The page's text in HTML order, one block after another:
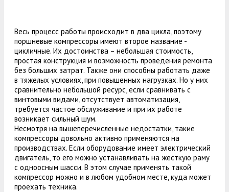
Весь процесс работы происходит в два цикла, поэтому
поршневые компрессоры имеют второе название -
цикличные. Их достоинства – небольшая стоимость,
простая конструкция и возможность проведения ремонта
без больших затрат. Также они способны работать даже
в тяжелых условиях, при повышенных нагрузках. Но у них
сравнительно небольшой ресурс, если сравнивать с
винтовыми видами, отсутствует автоматизация,
требуется частое обслуживание и при их работе
возникает сильный шум.
Несмотря на вышеперечисленные недостатки, такие
компрессоры довольно активно применяются на
производствах. Если оборудование имеет электрический
двигатель, то его можно устанавливать на жесткую раму
с одноосным шасси. В этом случае применять такой
компрессор можно и в любом удобном месте, куда может
проехать техника.